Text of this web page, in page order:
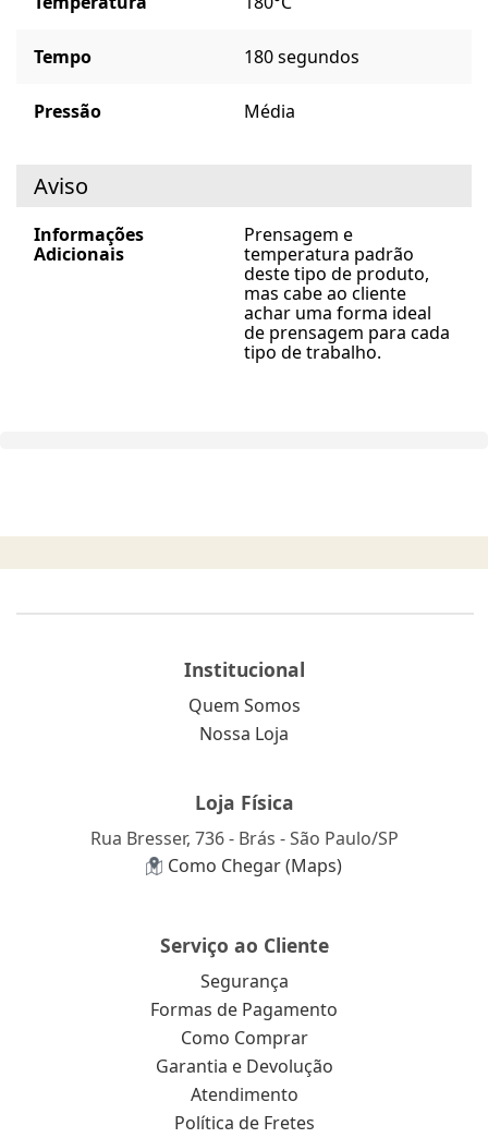
Tempo 180 segundos
Pressão Média
Aviso
Informações
Adicionais
Prensagem e
temperatura padrão
deste tipo de produto,
mas cabe ao cliente
achar uma forma ideal
de prensagem para cada
tipo de trabalho.
Institucional
Quem Somos
Nossa Loja
Loja Física
Rua Bresser, 736 - Brás - São Paulo/SP
Como Chegar (Maps)
Serviço ao Cliente
Segurança
Formas de Pagamento
Como Comprar
Garantia e Devolução
Atendimento
Política de Fretes